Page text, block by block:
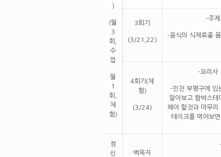
)
(월
3
회,
수
업
월
1
회,
체
험)
3회기
(3/21,22)
-주제
-음식의 식재료중
4회기(체
험)
(3/24)
-요리사
-인천 부평구에 있
알아보고 함박스
해야 할것과 마무리
테이크를 먹어보
정
신
백옥자